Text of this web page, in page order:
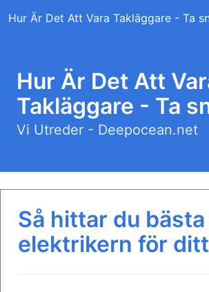
toHur Är Det Att Vara Takläggare - Ta
Hur Är Det Att
Takläggare - Ta
Vi Utreder - Deepocean.net
Så hittar du bästa
elektrikern för